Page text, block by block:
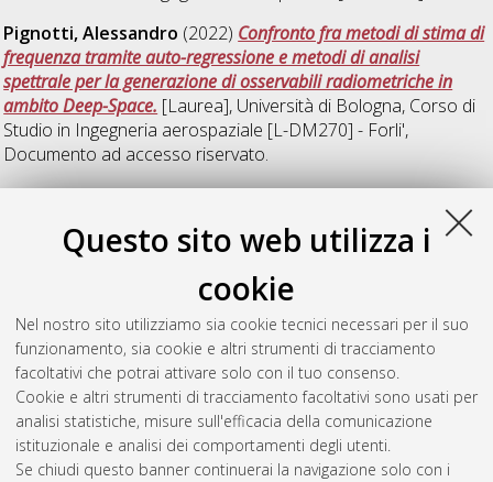
Questo sito web utilizza i
cookie
Nel nostro sito utilizziamo sia cookie tecnici necessari per il suo
funzionamento, sia cookie e altri strumenti di tracciamento
facoltativi che potrai attivare solo con il tuo consenso.
Cookie e altri strumenti di tracciamento facoltativi sono usati per
analisi statistiche, misure sull'efficacia della comunicazione
istituzionale e analisi dei comportamenti degli utenti.
Se chiudi questo banner continuerai la navigazione solo con i
Pignotti, Alessandro (2022) Confronto fra metodi di stima di
frequenza tramite auto-regressione e metodi di analisi
spettrale per la generazione di osservabili radiometriche in
ambito Deep-Space. [Laurea], Università di Bologna, Corso di
Studio in Ingegneria aerospaziale [L-DM270] - Forli',
Documento ad accesso riservato.
Ricci, Andrea(2022)Generazione di osservabili radiometriche
per navigazione deep space tramite reti neurali convoluzionali.
[Laurea], Università di Bologna, Corso di Studio inIngegneria
lo studio della dinamica del sistema Didymos.[Laurea],
Università di Bologna, Corso di Studio in Ingegneria
aerospaziale [L-DM270] - Forli'
Questa lista e' stata generata ilSat Aug 8 13:55:38 2026
CEST